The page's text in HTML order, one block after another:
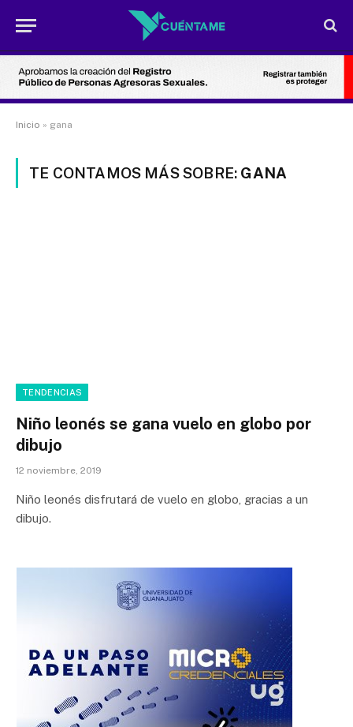
Inicio » gana
TE CONTAMOS MÁS SOBRE: GANA
TENDENCIAS
Niño leonés se gana vuelo en globo por
dibujo
12 noviembre, 2019
Niño leonés disfrutará de vuelo en globo, gracias a un
dibujo.